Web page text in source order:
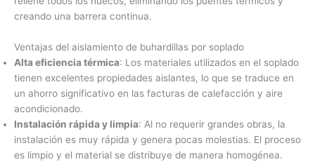
creando una barrera continua.
Ventajas del aislamiento de buhardillas por soplado
Alta eficiencia térmica: Los materiales utilizados en el soplado
tienen excelentes propiedades aislantes, lo que se traduce en
un ahorro significativo en las facturas de calefacción y aire
acondicionado.
Instalación rápida y limpia: Al no requerir grandes obras, la
instalación es muy rápida y genera pocas molestias. El proceso
es limpio y el material se distribuye de manera homogénea.